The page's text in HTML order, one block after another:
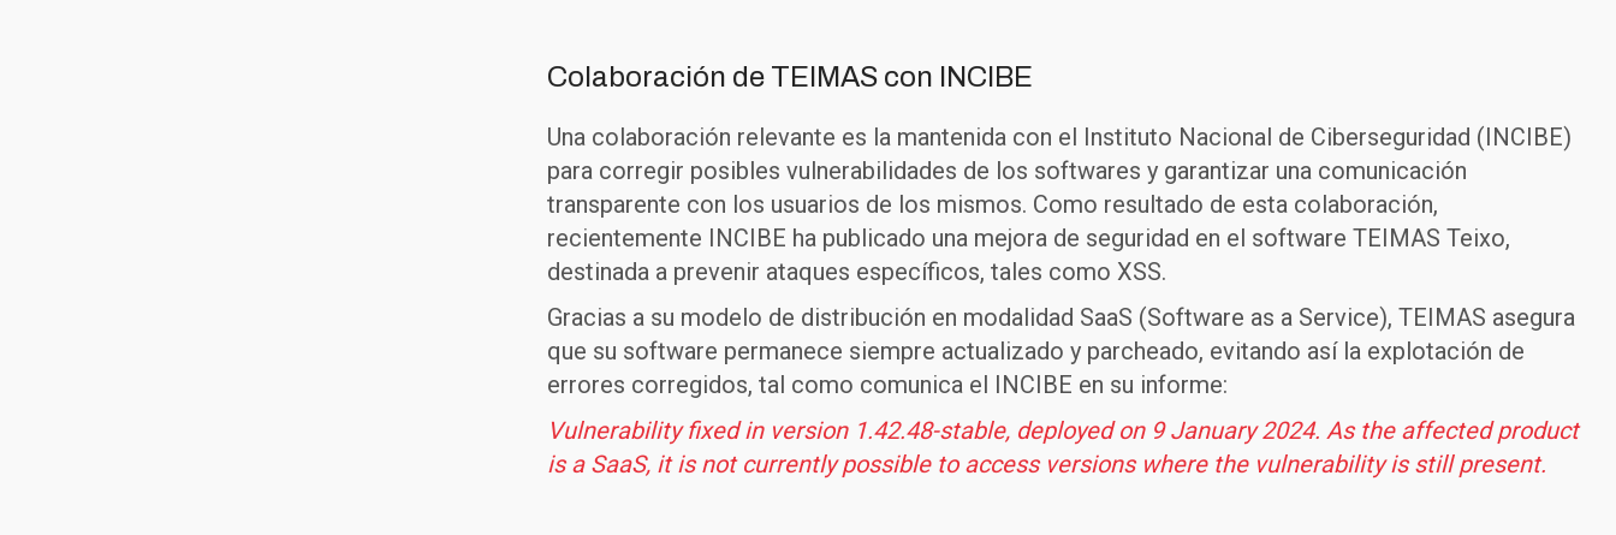
Colaboración de TEIMAS con INCIBE
Una colaboración relevante es la mantenida con el Instituto Nacional de Ciberseguridad (INCIBE)
para corregir posibles vulnerabilidades de los softwares y garantizar una comunicación
transparente con los usuarios de los mismos. Como resultado de esta colaboración,
recientemente INCIBE ha publicado una mejora de seguridad en el software TEIMAS Teixo,
destinada a prevenir ataques específicos, tales como XSS.
Gracias a su modelo de distribución en modalidad SaaS (Software as a Service), TEIMAS asegura
que su software permanece siempre actualizado y parcheado, evitando así la explotación de
errores corregidos, tal como comunica el INCIBE en su informe:
Vulnerability fixed in version 1.42.48-stable, deployed on 9 January 2024. As the affected product
is a SaaS, it is not currently possible to access versions where the vulnerability is still present.